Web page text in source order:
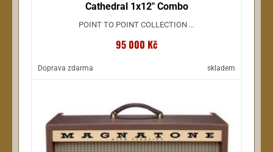
Cathedral 1x12" Combo
POINT TO POINT COLLECTION ...
95 000 Kč
Doprava zdarma skladem